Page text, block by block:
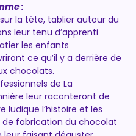
:
la tête, tablier autour du
leur tenu d’apprenti
les enfants
ce qu’il y a derrière de
chocolats.
de La
leur raconteront de
ludique l’histoire et les
de fabrication du chocolat